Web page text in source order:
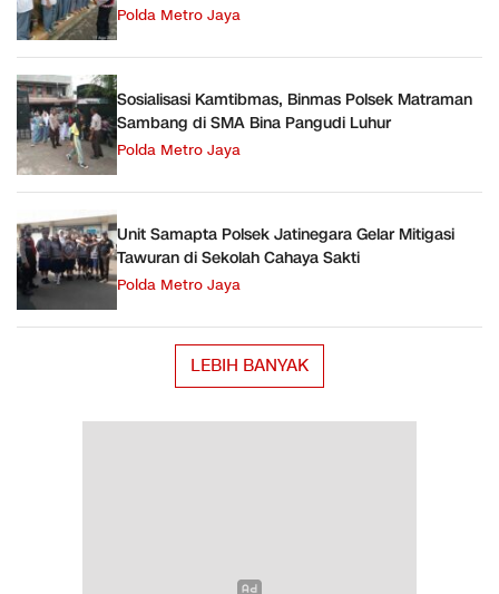
Polda Metro Jaya
Sosialisasi Kamtibmas, Binmas Polsek Matraman
Sambang di SMA Bina Pangudi Luhur
Polda Metro Jaya
Unit Samapta Polsek Jatinegara Gelar Mitigasi
Tawuran di Sekolah Cahaya Sakti
Polda Metro Jaya
LEBIH BANYAK